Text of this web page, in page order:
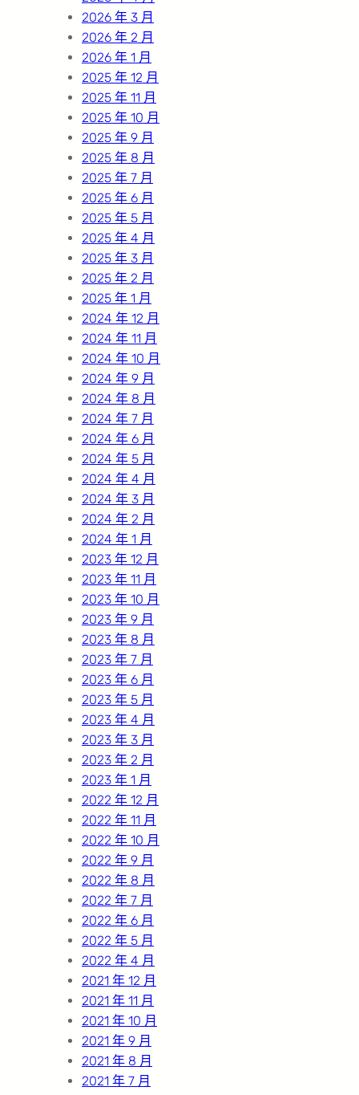
2026 年 3 月
2026 年 2 月
2026 年 1 月
2025 年 12 月
2025 年 11 月
2025 年 10 月
2025 年 9 月
2025 年 8 月
2025 年 7 月
2025 年 6 月
2025 年 5 月
2025 年 4 月
2025 年 3 月
2025 年 2 月
2025 年 1 月
2024 年 12 月
2024 年 11 月
2024 年 10 月
2024 年 9 月
2024 年 8 月
2024 年 7 月
2024 年 6 月
2024 年 5 月
2024 年 4 月
2024 年 3 月
2024 年 2 月
2024 年 1 月
2023 年 12 月
2023 年 11 月
2023 年 10 月
2023 年 9 月
2023 年 8 月
2023 年 7 月
2023 年 6 月
2023 年 5 月
2023 年 4 月
2023 年 3 月
2023 年 2 月
2023 年 1 月
2022 年 12 月
2022 年 11 月
2022 年 10 月
2022 年 9 月
2022 年 8 月
2022 年 7 月
2022 年 6 月
2022 年 5 月
2022 年 4 月
2021 年 12 月
2021 年 11 月
2021 年 10 月
2021 年 9 月
2021 年 8 月
2021 年 7 月